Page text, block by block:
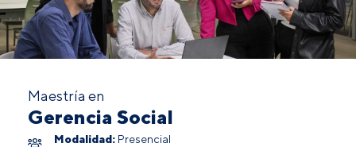
Maestría en
Gerencia Social
Modalidad: Presencial